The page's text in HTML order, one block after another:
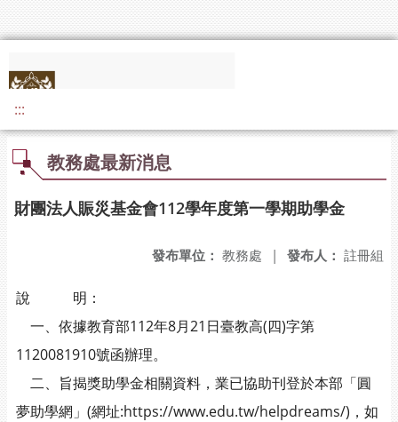
:::
教務處最新消息
財團法人賑災基金會112學年度第一學期助學金
發布人： 註冊組
發布單位： 教務處 |
說 明：
一、依據教育部112年8月21日臺教高(四)字第
1120081910號函辦理。
二、旨揭獎助學金相關資料，業已協助刊登於本部「圓
夢助學網」(網址:https://www.edu.tw/helpdreams/)，如